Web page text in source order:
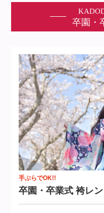
卒園・
手ぶらでOK!!
卒園・卒業式 袴レ